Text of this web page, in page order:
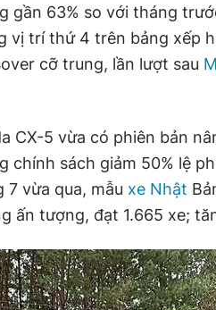
gần 63% so với tháng
vị trí thứ 4 trên bảng xếp
cỡ trung, lần lượt sau
CX-5 vừa có phiên bản
chính sách giảm 50% lệ
7 vừa qua, mẫu xe Nhật
ấn tượng, đạt 1.665 xe;